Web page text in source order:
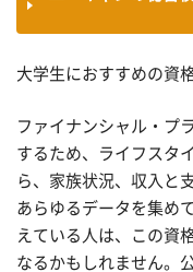
大学生におすすめの資
ファイナンシャル・プ
するため、ライフスタ
ら、家族状況、収入と
あらゆるデータを集め
えている人は、この資
なるかもしれません。